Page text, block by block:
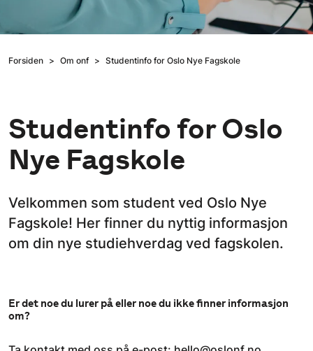
Forsiden Om onf Studentinfo for Oslo Nye Fagskole
Studentinfo for Oslo
Nye Fagskole
Velkommen som student ved Oslo Nye
Fagskole! Her finner du nyttig informasjon
om din nye studiehverdag ved fagskolen.
Er det noe du lurer på eller noe du ikke finner informasjon
om?